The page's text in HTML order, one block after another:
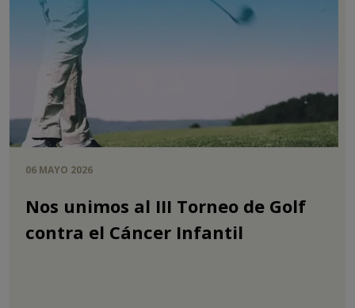
06 MAYO 2026
Nos unimos al III Torneo de Golf
contra el Cáncer Infantil